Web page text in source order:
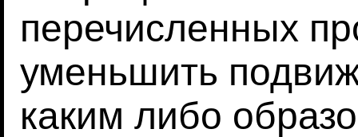
перечисленных
уменьшить
каким либо